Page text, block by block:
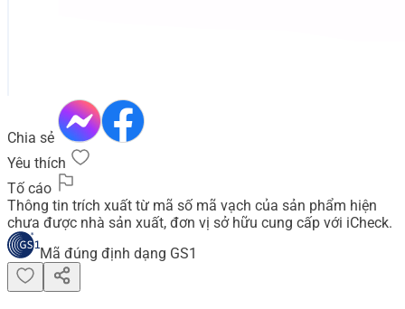
Chia sẻ
Yêu thích
Tố cáo
Thông tin trích xuất từ mã số mã vạch của sản phẩm hiện
chưa được nhà sản xuất, đơn vị sở hữu cung cấp với iCheck.
Mã đúng định dạng GS1